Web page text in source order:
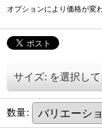
オプションにより価格が変
サイズ: を選択し
数量: